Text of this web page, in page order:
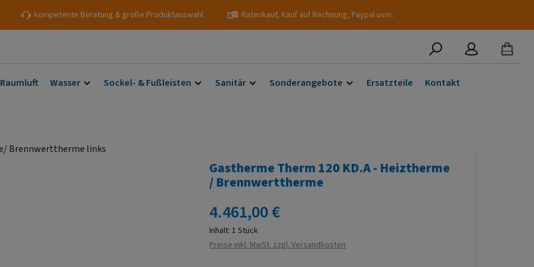
kompetente Beratung & große Produktauswahl Ratenkauf, Kauf auf Rechnung, Paypal uvm.
Wasser Sockel- & Fußleisten Sanitär Sonderangebote Ersatzteile Kontakt
Gastherme Therm 120 KD.A - Heiztherme
/ Brennwerttherme
Regulärer Preis:
4.461,00 €
Inhalt:1 Stück
Preise inkl. MwSt. zzgl. Versandkosten